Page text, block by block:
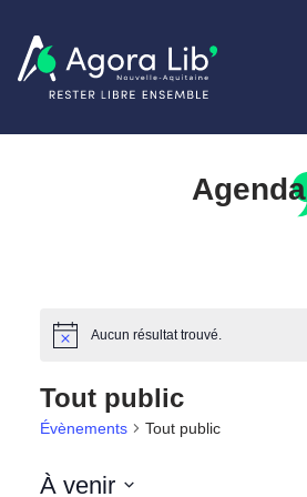
Agenda
Notice Aucun résultat trouvé.
Tout public
Évènements Tout public
À venir